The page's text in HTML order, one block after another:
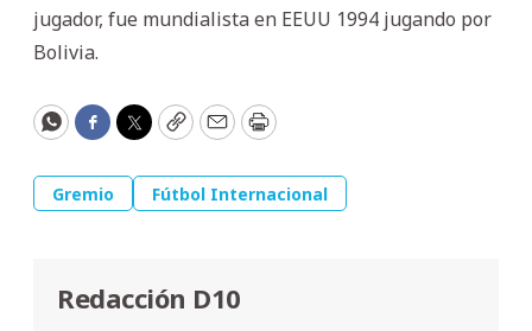
jugador, fue mundialista en EEUU 1994 jugando por
Bolivia.
WhatsApp
Facebook
Twitter
CopyEmailPrint
Gremio Fútbol Internacional
Redacción D10